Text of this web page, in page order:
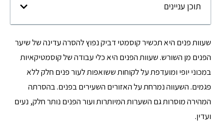
תוכן עניינים
שעוות פנים היא תכשיר קוסמטי דביק נפוץ להסרה עדינה של שיער
הפנים מן השורש. שעוות הפנים היא כלי עבודה של קוסמטיקאיות
במכוני יופי ומועדפת על לקוחות ששואפות לעור פנים חלק ללא
פגמים. השעווה נמרחת על האזורים השעירים בפנים. בהסרתה
המהירה מוסרות גם השערות המיותרות ועור הפנים נותר חלק, נעים
ועדין.